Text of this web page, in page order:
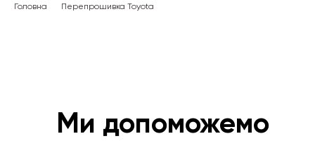
Головна Перепрошивка Toyota
Ми допоможемо